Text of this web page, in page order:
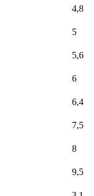
4,8
5
5,6
6
6,4
7,5
8
9,5